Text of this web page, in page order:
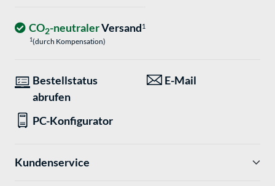
CO2-neutralerVersand1
1(durch Kompensation)
Bestellstatus
abrufen
E-Mail
PC-Konfigurator
Kundenservice